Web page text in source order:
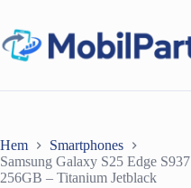
innehåll
Hem
Smartphones
Samsung Galaxy S25 Edge
256GB – Titanium Jetblack